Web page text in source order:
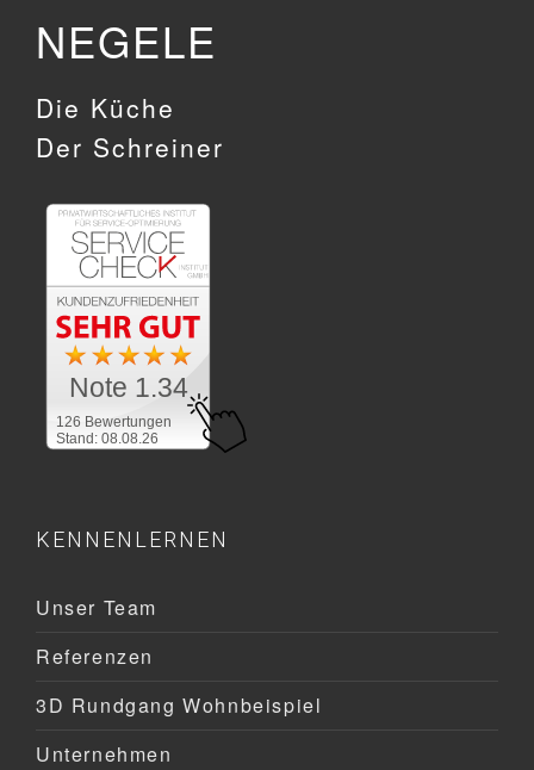
NEGELE
Die Küche
Der Schreiner
126 Bewertungen
Stand: 08.08.26
Note 1.34
KENNENLERNEN
Unser Team
Referenzen
3D Rundgang Wohnbeispiel
Unternehmen